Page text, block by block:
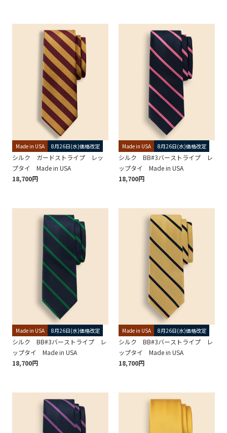
Made in USA 8月26日(水)価格改定
シルク ガードストライプ レッ
プタイ Made in USA
18,700円
Made in USA 8月26日(水)価格改定
シルク BB#3バーストライプ レ
ップタイ Made in USA
18,700円
Made in USA 8月26日(水)価格改定
シルク BB#3バーストライプ レ
ップタイ Made in USA
18,700円
Made in USA 8月26日(水)価格改定
シルク BB#3バーストライプ レ
ップタイ Made in USA
18,700円